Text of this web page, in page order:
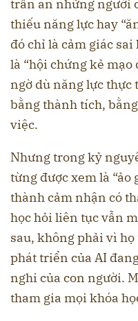
trấn an những người
thiếu năng lực hay
đó chỉ là cảm giác
là “hội chứng kẻ
ngờ dù năng lực thực
bằng thành tích,
việc.
Nhưng trong kỷ
từng được xem là
thành cảm nhận có
học hỏi liên tục vẫn
sau, không phải vì
phát triển của AI
nghi của con người.
tham gia mọi khóa